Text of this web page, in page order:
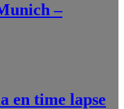
–
en time lapse